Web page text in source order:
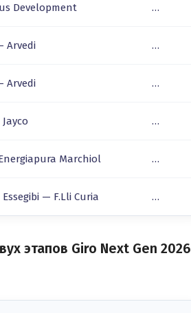
Development …
Arvedi …
Arvedi …
…
Marchiol …
— F.Lli Curia …
этапов Giro Next Gen 2026